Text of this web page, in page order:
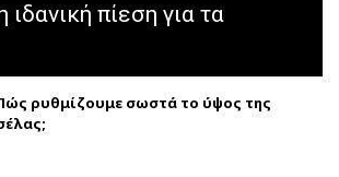
ιδανική πίεση για τα
ρυθμίζουμε σωστά το ύψος της